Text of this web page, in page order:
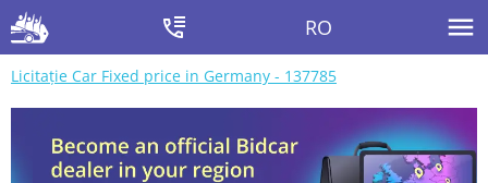
RO
Licitație Car Fixed price in Germany - 137785